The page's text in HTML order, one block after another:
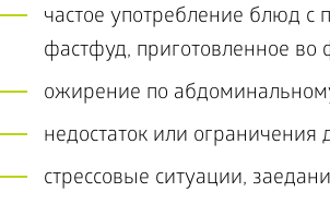
частое употребление блюд
фастфуд, приготовленное во
ожирение по
недостаток или ограничения
стрессовые ситуации,